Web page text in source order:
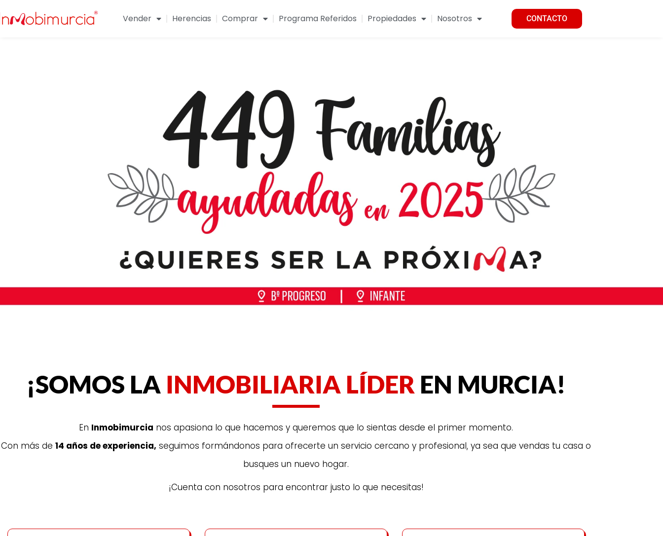
Vender Herencias Comprar Programa Referidos Propiedades Nosotros CONTACTO
¡SOMOS LA INMOBILIARIA LÍDER EN MURCIA!
En Inmobimurcia nos apasiona lo que hacemos y queremos que lo sientas desde el primer momento.
Con más de 14 años de experiencia, seguimos formándonos para ofrecerte un servicio cercano y profesional, ya sea que vendas tu casa o
busques un nuevo hogar.
¡Cuenta con nosotros para encontrar justo lo que necesitas!